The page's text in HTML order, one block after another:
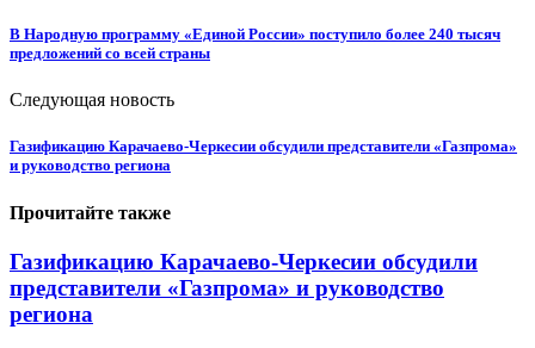
В Народную программу «Единой России» поступило более 240 тысяч
предложений со всей страны
Следующая новость
Газификацию Карачаево-Черкесии обсудили представители «Газпрома»
и руководство региона
Прочитайте также
Газификацию Карачаево-Черкесии обсудили
представители «Газпрома» и руководство
региона